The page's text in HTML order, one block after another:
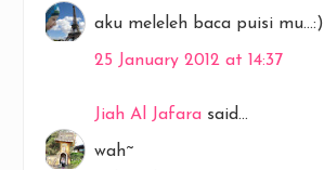
aku meleleh baca puisi mu...:)
25 January 2012 at 14:37
Jiah Al Jafara said...
wah~